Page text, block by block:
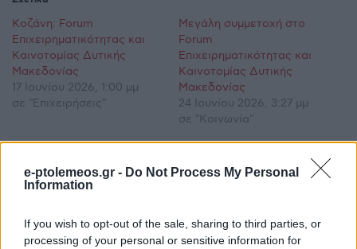
e-ptolemeos.gr - Do Not Process My Personal
Information
If you wish to opt-out of the sale, sharing to third parties, or
processing of your personal or sensitive information for
Κοζάνη: Forum
Επιχειρηματικότητας και
Καινοτομίας Δυτικής
Μακεδονίας
17 Ιουνίου 2026, 1:00 μμ
σε "Επιχειρήσεις"
Μεγάλη συμμετοχή στο
Forum
Επιχειρηματικότητας και
Καινοτομίας Δυτικής
Μακεδονίας
24 Ιουνίου 2026, 3:27 μμ
σε "Κοινωνία"
Κοζάνη:
Forum
Επιχειρηματικότητας στη
22 Ιουνίου 2026, 7:03 μμ
σε "Ρεπορτάζ"